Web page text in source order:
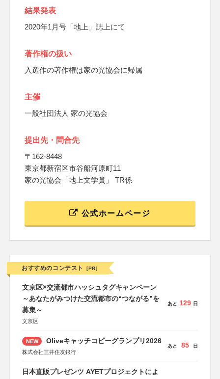
結果発表
2020年1月号「地上」誌上にて
著作権の扱い
入選作の著作権は家の光協会に帰属
主催
一般社団法人 家の光協会
提出先・問合先
〒162-8448
東京都新宿区市谷船河原町11
家の光協会「地上文学賞」 TR係
公式ホームページ
おすすめのコンテスト [PR]
文京区×交流都市ハッシュタグキャンペーン
～あなたがみつけた交流都市の“つながる”を
募集～
文京区
あと 129 日
NEW Oliveキャッチコピーグランプリ2026
株式会社三井住友銀行
あと 85 日
日本直販プレゼンツ AYETプロジェクトによ